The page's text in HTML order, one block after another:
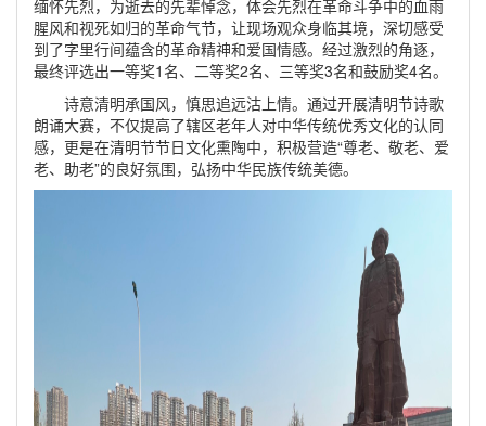
缅怀先烈，为逝去的先辈悼念，体会先烈在革命斗争中的血雨
腥风和视死如归的革命气节，让现场观众身临其境，深切感受
到了字里行间蕴含的革命精神和爱国情感。经过激烈的角逐，
最终评选出一等奖1名、二等奖2名、三等奖3名和鼓励奖4名。
诗意清明承国风，慎思追远沽上情。通过开展清明节诗歌
朗诵大赛，不仅提高了辖区老年人对中华传统优秀文化的认同
感，更是在清明节节日文化熏陶中，积极营造“尊老、敬老、爱
老、助老”的良好氛围，弘扬中华民族传统美德。